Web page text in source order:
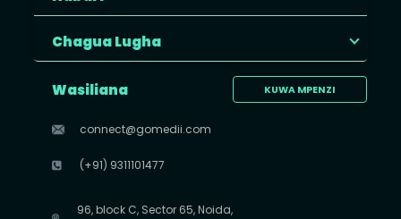
Chagua Lugha
KUWA MPENZI
Wasiliana
connect@gomedii.com
(+91) 9311101477
96, block C, Sector 65, Noida,